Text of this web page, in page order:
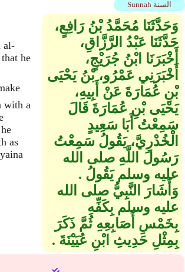
Sunnah السنة
al-
he
with a
as
وَحَدَّثَنَا مُحَمَّدُ بْنُ رَافِعٍ،
حَدَّثَنَا عَبْدُ الرَّزَّاقِ،
أَخْبَرَنَا ابْنُ جُرَيْجٍ،
أَخْبَرَنِي عَمْرُو، بْنُ يَحْيَى
بْنِ عُمَارَةَ عَنْ أَبِيهِ،
يَحْيَى بْنِ عُمَارَةَ قَالَ
سَمِعْتُ أَبَا سَعِيدٍ
الْخُدْرِيَّ، يَقُولُ سَمِعْتُ
رَسُولَ اللَّهِ صلى الله
عليه وسلم يَقُولُ ‏.‏
وَأَشَارَ النَّبِيُّ صلى الله
عليه وسلم بِكَفِّهِ
بِخَمْسِ أَصَابِعِهِ ثُمَّ ذَكَرَ
بِمِثْلِ حَدِيثِ ابْنِ عُيَيْنَةَ ‏.‏